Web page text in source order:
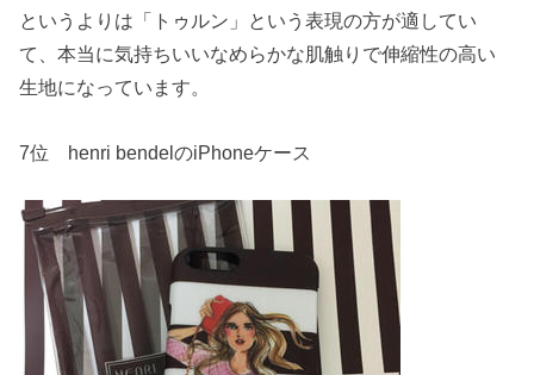
というよりは「トゥルン」という表現の方が適してい
て、本当に気持ちいいなめらかな肌触りで伸縮性の高い
生地になっています。
7位 henri bendelのiPhoneケース